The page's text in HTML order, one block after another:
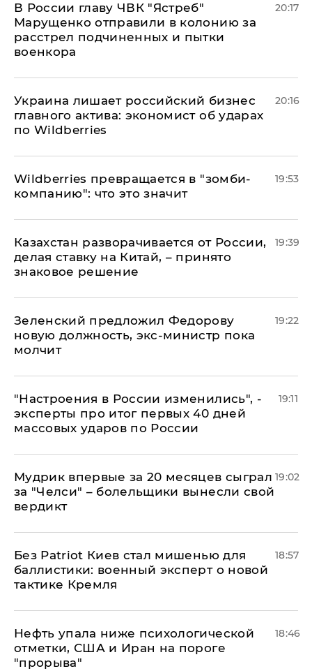
В России главу ЧВК "Ястреб"
Марущенко отправили в колонию за
расстрел подчиненных и пытки
военкора
20:17
​Украина лишает российский бизнес
главного актива: экономист об ударах
по Wildberries
20:16
Wildberries превращается в "зомби-
компанию": что это значит
19:53
Казахстан разворачивается от России,
делая ставку на Китай, – принято
знаковое решение
19:39
Зеленский предложил Федорову
новую должность, экс-министр пока
молчит
19:22
"Настроения в России изменились", -
эксперты про итог первых 40 дней
массовых ударов по России
19:11
Мудрик впервые за 20 месяцев сыграл
за "Челси" – болельщики вынесли свой
вердикт
19:02
​Без Patriot Киев стал мишенью для
баллистики: военный эксперт о новой
тактике Кремля
18:57
Нефть упала ниже психологической
отметки, США и Иран на пороге
"прорыва"
18:46